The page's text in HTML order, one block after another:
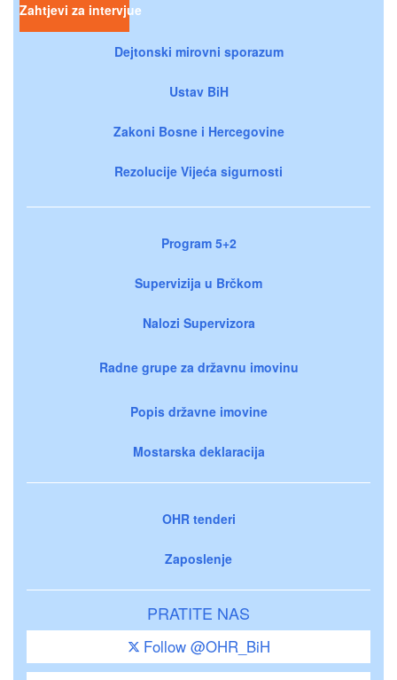
Zahtjevi za intervjue
Dejtonski mirovni sporazum
Ustav BiH
Zakoni Bosne i Hercegovine
Rezolucije Vijeća sigurnosti
Program 5+2
Supervizija u Brčkom
Nalozi Supervizora
Radne grupe za državnu imovinu
Popis državne imovine
Mostarska deklaracija
OHR tenderi
Zaposlenje
PRATITE NAS
Follow @OHR_BiH